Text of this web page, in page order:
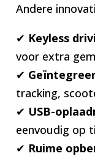
Andere
✔ Keyless
voor extra
✔
tracking,
✔ USB-
eenvoudig op
✔ Ruime